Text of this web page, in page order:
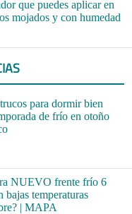
que puedes aplicar en
mojados y con humedad
para dormir bien
de frío en otoño
NUEVO frente frío 6
bajas temperaturas
| MAPA